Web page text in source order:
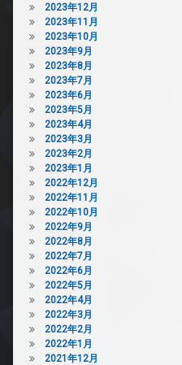
2023年12月
2023年11月
2023年10月
2023年9月
2023年8月
2023年7月
2023年6月
2023年5月
2023年4月
2023年3月
2023年2月
2023年1月
2022年12月
2022年11月
2022年10月
2022年9月
2022年8月
2022年7月
2022年6月
2022年5月
2022年4月
2022年3月
2022年2月
2022年1月
2021年12月